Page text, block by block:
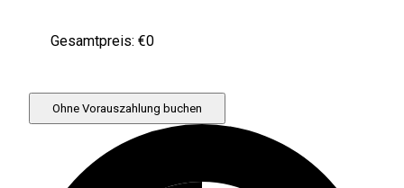
Gesamtpreis: €0
Ohne Vorauszahlung buchen